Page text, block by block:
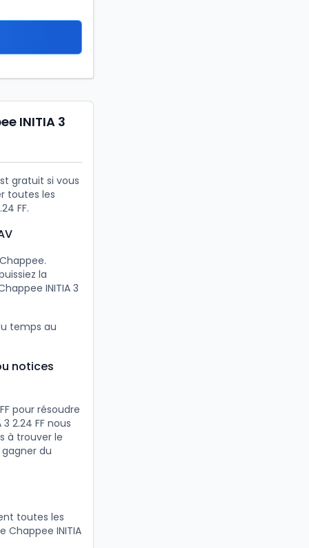
INITIA 3
gratuit si vous
toutes les
FF.
la
INITIA 3
temps au
notices
pour résoudre
2.24 FF nous
à trouver le
du
toutes les
INITIA